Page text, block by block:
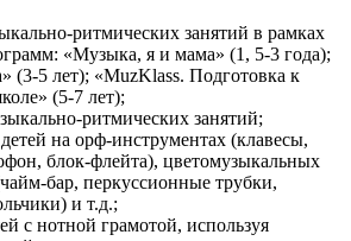
ритмических занятий в рамках
«Музыка, я и мама» (1, 5-3 года);
(3-5 лет); «MuzKlass. Подготовка к
(5-7 лет);
ритмических занятий;
на орф-инструментах (клавесы,
блок-флейта), цветомузыкальных
бар, перкуссионные трубки,
и т.д.;
с нотной грамотой, используя